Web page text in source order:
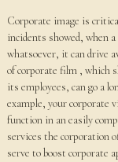
Corporate image is
incidents showed, when
whatsoever, it can drive
of corporate film , which
its employees, can go a
example, your corporate
function in an easily
services the corporation
serve to boost corporate